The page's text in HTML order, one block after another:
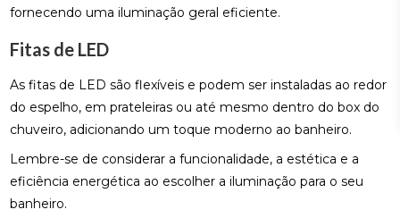
fornecendo uma iluminação geral eficiente.
Fitas de LED
As fitas de LED são flexíveis e podem ser instaladas ao redor
do espelho, em prateleiras ou até mesmo dentro do box do
chuveiro, adicionando um toque moderno ao banheiro.
Lembre-se de considerar a funcionalidade, a estética e a
eficiência energética ao escolher a iluminação para o seu
banheiro.